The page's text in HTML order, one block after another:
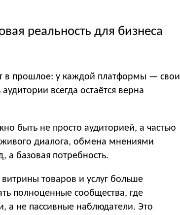
реальность для бизнеса
в прошлое: у каждой платформы — свои
всегда остаётся верна
быть не просто аудиторией, а частью
диалога, обмена мнениями
а базовая потребность.
товаров и услуг больше
полноценные сообщества, где
а не пассивные наблюдатели. Это